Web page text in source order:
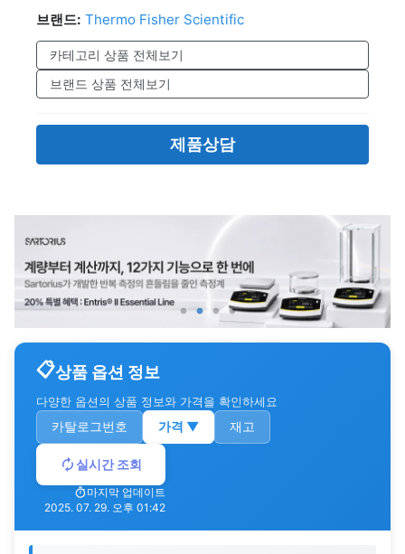
브랜드: Thermo Fisher Scientific
카테고리 상품 전체보기
브랜드 상품 전체보기
제품상담
상품 옵션 정보
다양한 옵션의 상품 정보와 가격을 확인하세요
카탈로그번호 가격 ▼ 재고
실시간 조회
마지막 업데이트
2025. 07. 29. 오후 01:42